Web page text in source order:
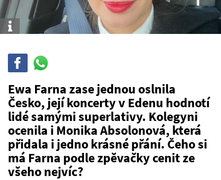
Info
Sdílej
WhatsAppu
Ewa Farna zase jednou oslnila
Česko, její koncerty v Edenu hodnotí
lidé samými superlativy. Kolegyni
ocenila i Monika Absolonová, která
přidala i jedno krásné přání. Čeho si
má Farna podle zpěvačky cenit ze
všeho nejvíc?